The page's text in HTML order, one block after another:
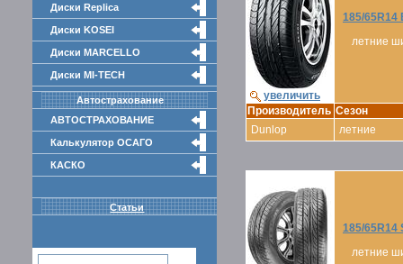
Диски Replica
Диски KOSEI
Диски MARCELLO
Диски MI-TECH
Автострахование
АВТОСТРАХОВАНИЕ
Калькулятор ОСАГО
КАСКО
Статьи
увеличить
185/65R14
летние
Производитель Сезон
Dunlop
летние
185/65R14
летние